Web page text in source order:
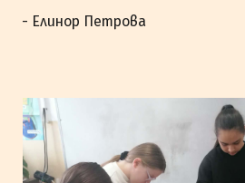
- Елинор Петрова